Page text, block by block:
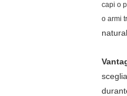
capi o
o armi